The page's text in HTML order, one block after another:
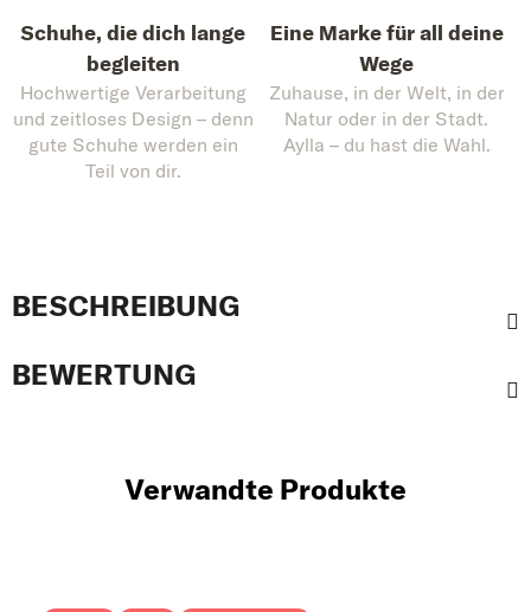
Schuhe, die dich lange
begleiten
Hochwertige Verarbeitung
und zeitloses Design – denn
gute Schuhe werden ein
Teil von dir.
Eine Marke für all deine
Wege
Zuhause, in der Welt, in der
Natur oder in der Stadt.
Aylla – du hast die Wahl.
BESCHREIBUNG
BEWERTUNG
Verwandte Produkte